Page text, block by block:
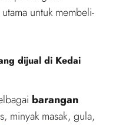
untuk membeli-
dijual di Kedai
barangan
minyak masak, gula,